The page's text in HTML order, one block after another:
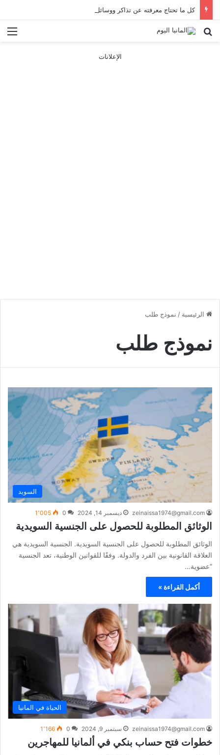
كل ما تحتاج معرفته عن تذاكر ووسائل النقل في باريس 2025
بحث عن
الإعلانات
الرئيسية / نموذج طلب
نموذج طلب
السويد
zeinaissa1974@gmail.com ديسمبر 14, 2024 0 1٬005
الوثائق المطلوبة للحصول على الجنسية السويدية
الوثائق المطلوبة للحصول على الجنسية السويدية. الجنسية السويدية هي
العلاقة القانونية بين الفرد والدولة. وفقًا للقوانين الوطنية، تعد الجنسية
“عضوية…
أكمل القراءة »
الحياة في المانيا
zeinaissa1974@gmail.com سبتمبر 9, 2024 0 1٬166
خطوات فتح حساب بنكي في ألمانيا للمهاجرين